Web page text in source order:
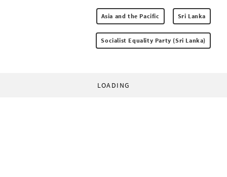
Sri Lanka
Asia and the Pacific
Socialist Equality Party (Sri Lanka)
LOADING